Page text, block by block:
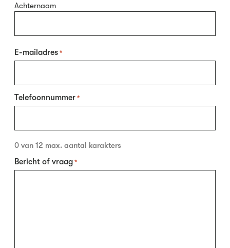
Achternaam
E-mailadres *
Telefoonnummer *
0 van 12 max. aantal karakters
Bericht of vraag *